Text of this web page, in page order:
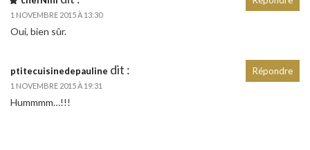
1 NOVEMBRE 2015 À 13:30
Oui, bien sûr.
ptitecuisinedepauline dit :
1 NOVEMBRE 2015 À 19:31
Hummmm…!!!
Répondre